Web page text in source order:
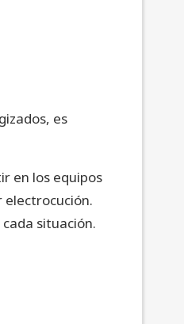
es
en los equipos
electrocución.
situación.